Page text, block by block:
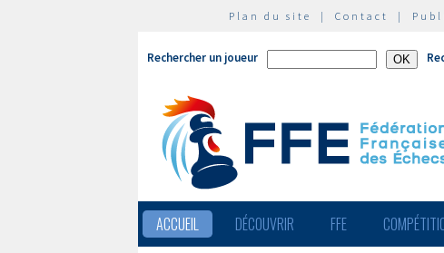
Plan du site | Contact |
Rechercher un joueur
ACCUEIL DÉCOUVRIR FFE